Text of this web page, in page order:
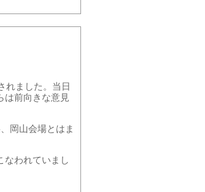
れました。当日
は前向きな意見
岡山会場とはま
なわれていまし